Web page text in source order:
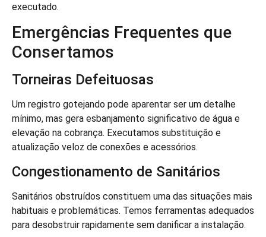
executado.
Emergências Frequentes que
Consertamos
Torneiras Defeituosas
Um registro gotejando pode aparentar ser um detalhe
mínimo, mas gera esbanjamento significativo de água e
elevação na cobrança. Executamos substituição e
atualização veloz de conexões e acessórios.
Congestionamento de Sanitários
Sanitários obstruídos constituem uma das situações mais
habituais e problemáticas. Temos ferramentas adequados
para desobstruir rapidamente sem danificar a instalação.